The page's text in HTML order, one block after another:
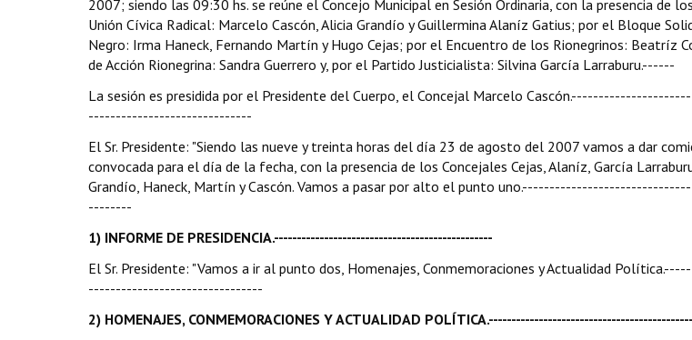
2007; siendo las 09:30 hs. se reúne el Concejo Municipal en Sesión Ordinaria, con la presencia de
Unión Cívica Radical: Marcelo Cascón, Alicia Grandío y Guillermina Alaníz Gatius; por el Bloque
Negro: Irma Haneck, Fernando Martín y Hugo Cejas; por el Encuentro de los Rionegrinos: Beatríz
de Acción Rionegrina: Sandra Guerrero y, por el Partido Justicialista: Silvina García Larraburu.------
La sesión es presidida por el Presidente del Cuerpo, el Concejal Marcelo
------------------------------
El Sr. Presidente: "Siendo las nueve y treinta horas del día 23 de agosto del 2007 vamos a dar
convocada para el día de la fecha, con la presencia de los Concejales Cejas, Alaníz, García
Grandío, Haneck, Martín y Cascón. Vamos a pasar por alto el punto
--------
1) INFORME DE PRESIDENCIA.------------------------------------------------
El Sr. Presidente: "Vamos a ir al punto dos, Homenajes, Conmemoraciones y Actualidad
--------------------------------
2) HOMENAJES, CONMEMORACIONES Y ACTUALIDAD